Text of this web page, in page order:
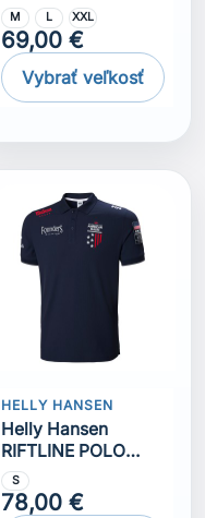
M L XXL
69,00 €
Vybrať veľkosť
HELLY HANSEN
Helly Hansen
RIFTLINE POLO
NAVY
S
78,00 €